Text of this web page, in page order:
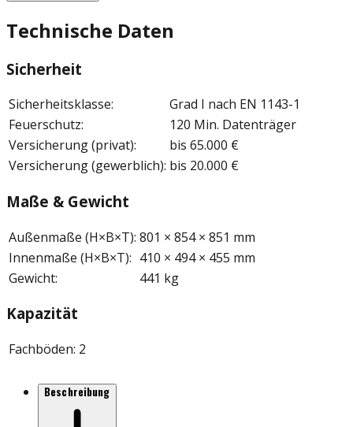
Technische Daten
Sicherheit
Sicherheitsklasse:
Grad I nach EN 1143-1
Feuerschutz:
120 Min. Datenträger
Versicherung (privat):
bis 65.000 €
Versicherung (gewerblich): bis 20.000 €
Maße & Gewicht
Außenmaße (H×B×T): 801 × 854 × 851 mm
Innenmaße (H×B×T): 410 × 494 × 455 mm
Gewicht: 441 kg
Kapazität
Fachböden: 2
Beschreibung